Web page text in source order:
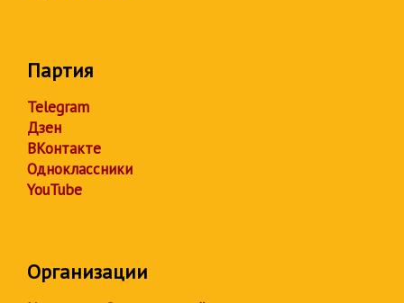
Партия
Telegram
Дзен
ВКонтакте
Одноклассники
YouTube
Организации